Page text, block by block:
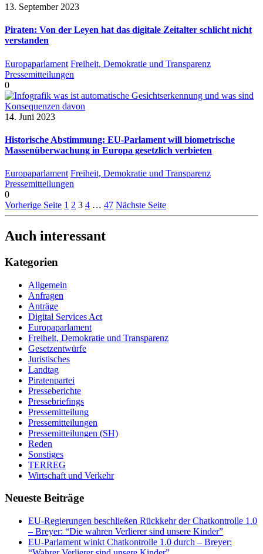
13. September 2023
Piraten: Von der Leyen hat das digitale Zeitalter schlicht nicht
verstanden
Europaparlament Freiheit, Demokratie und Transparenz
Pressemitteilungen
0
14. Juni 2023
Historische Abstimmung: EU-Parlament will biometrische
Massenüberwachung in Europa gesetzlich verbieten
Europaparlament Freiheit, Demokratie und Transparenz
Pressemitteilungen
0
Vorherige Seite 1 2 3 4 … 47 Nächste Seite
Auch interessant
Kategorien
Allgemein
Anfragen
Anträge
Digital Services Act
Europaparlament
Freiheit, Demokratie und Transparenz
Gesetzentwürfe
Juristisches
Landtag
Piratenpartei
Presseberichte
Pressebriefings
Pressemitteilung
Pressemitteilungen
Pressemitteilungen (SH)
Reden
Sonstiges
TERREG
Wirtschaft und Verkehr
Neueste Beiträge
EU-Regierungen beschließen Rückkehr der Chatkontrolle 1.0
– Breyer: “Die wahren Verlierer sind unsere Kinder”
EU-Parlament winkt Chatkontrolle 1.0 durch – Breyer: